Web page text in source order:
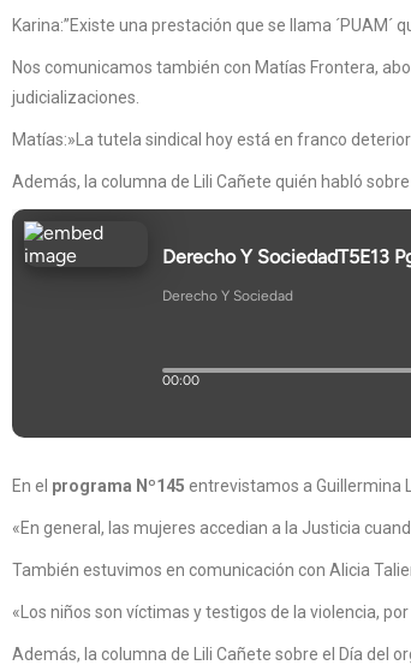
Karina:”Existe una prestación que se llama
Nos comunicamos también con Matías Frontera,
judicializaciones.
Matías:»La tutela sindical hoy está en franco
Además, la columna de Lili Cañete quién habló
En el programa Nº145 entrevistamos a Guillermina
«En general, las mujeres accedian a la Justicia
También estuvimos en comunicación con Alicia
«Los niños son víctimas y testigos de la violencia,
Además, la columna de Lili Cañete sobre el Día del